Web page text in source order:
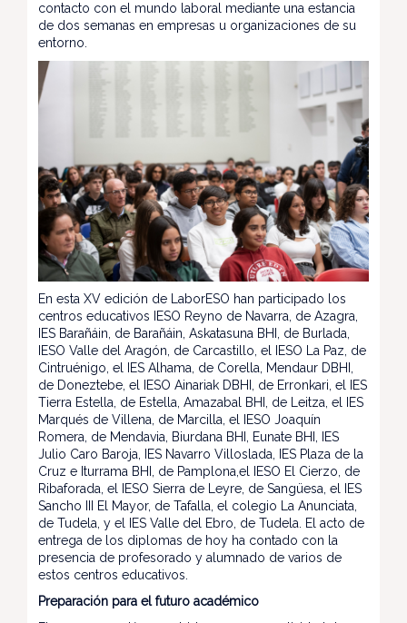
contacto con el mundo laboral mediante una estancia
de dos semanas en empresas u organizaciones de su
entorno.
En esta XV edición de LaborESO han participado los
centros educativos IESO Reyno de Navarra, de Azagra,
IES Barañáin, de Barañáin, Askatasuna BHI, de Burlada,
IESO Valle del Aragón, de Carcastillo, el IESO La Paz, de
Cintruénigo, el IES Alhama, de Corella, Mendaur DBHI,
de Doneztebe, el IESO Ainariak DBHI, de Erronkari, el IES
Tierra Estella, de Estella, Amazabal BHI, de Leitza, el IES
Marqués de Villena, de Marcilla, el IESO Joaquín
Romera, de Mendavia, Biurdana BHI, Eunate BHI, IES
Julio Caro Baroja, IES Navarro Villoslada, IES Plaza de la
Cruz e Iturrama BHI, de Pamplona,el IESO El Cierzo, de
Ribaforada, el IESO Sierra de Leyre, de Sangüesa, el IES
Sancho III El Mayor, de Tafalla, el colegio La Anunciata,
de Tudela, y el IES Valle del Ebro, de Tudela. El acto de
entrega de los diplomas de hoy ha contado con la
presencia de profesorado y alumnado de varios de
estos centros educativos.
Preparación para el futuro académico